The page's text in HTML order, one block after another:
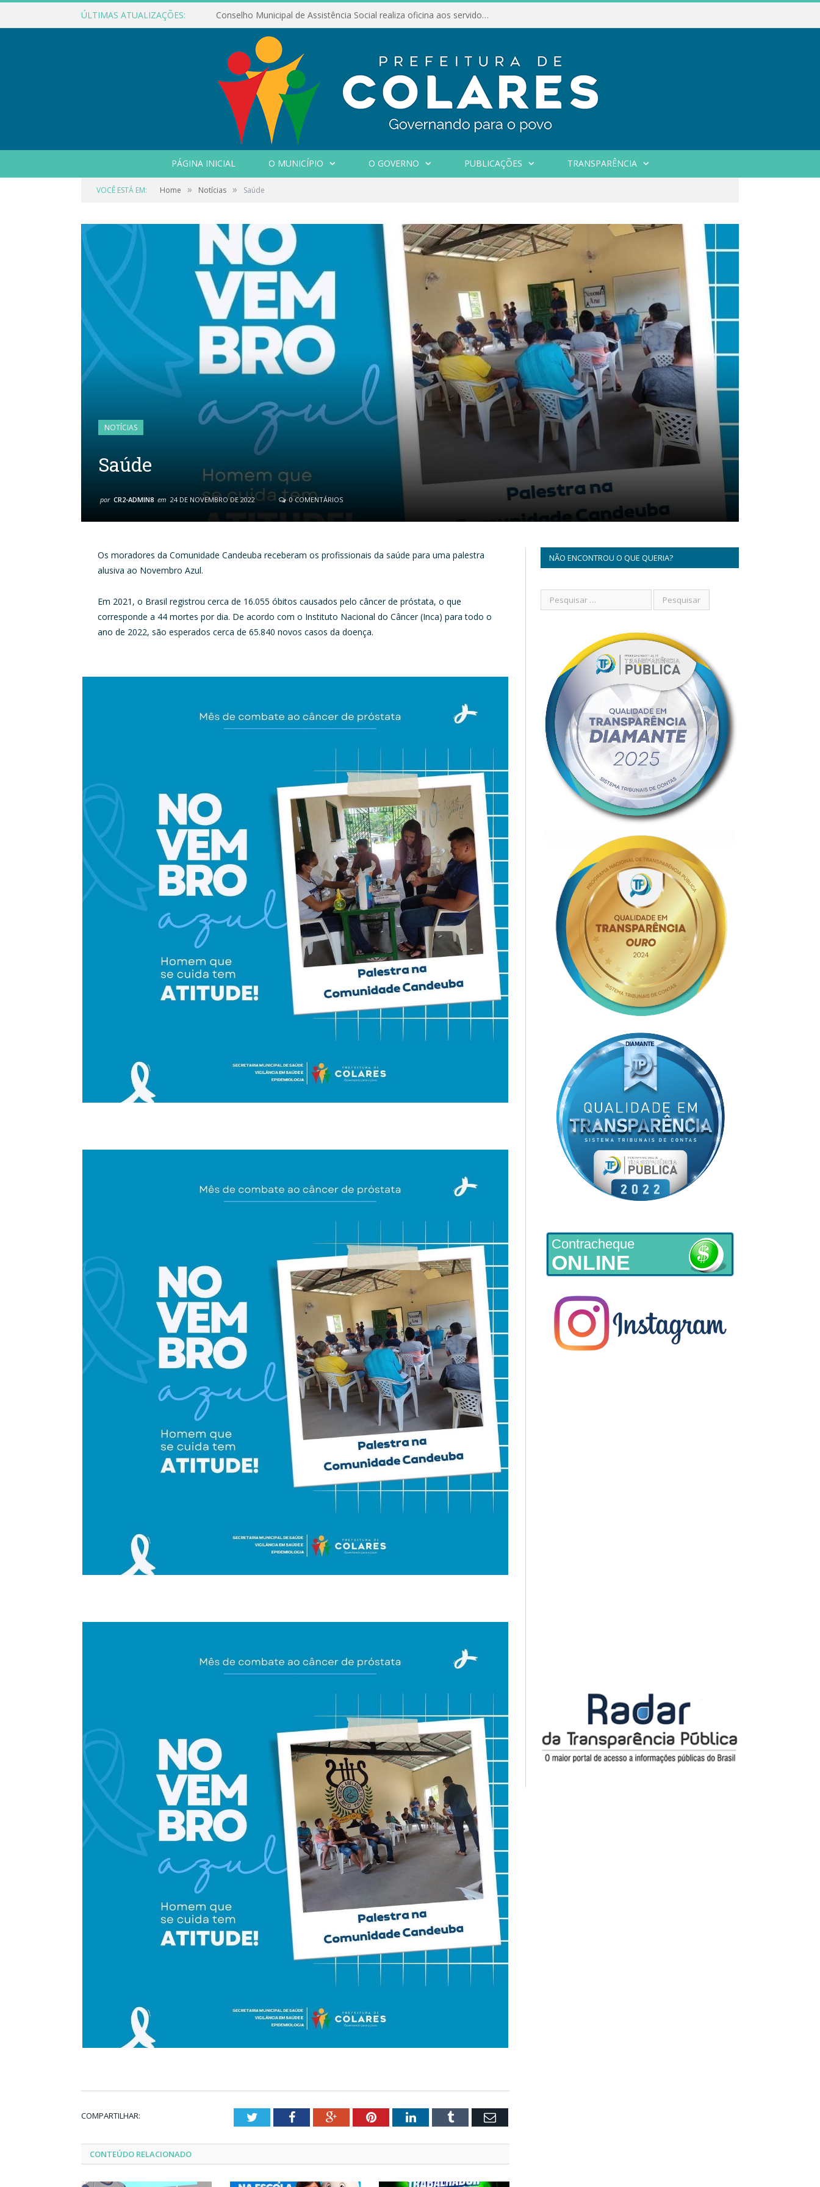
ÚLTIMAS ATUALIZAÇÕES: Conselho Municipal de Assistência Social realiza oficina aos servidores
PÁGINA INICIAL O MUNICÍPIO O GOVERNO PUBLICAÇÕES TRANSPARÊNCIA
VOCÊ ESTÁ EM: Home » Notícias » Saúde
NOTÍCIAS
Saúde
por CR2-ADMIN8 em 24 DE NOVEMBRO DE 2022 0 COMENTÁRIOS
Os moradores da Comunidade Candeuba receberam os profissionais da saúde para uma palestra
alusiva ao Novembro Azul.
Em 2021, o Brasil registrou cerca de 16.055 óbitos causados pelo câncer de próstata, o que
corresponde a 44 mortes por dia. De acordo com o Instituto Nacional do Câncer (Inca) para todo o
ano de 2022, são esperados cerca de 65.840 novos casos da doença.
COMPARTILHAR: TwitterFacebookGoogle+PinterestLinkedInTumblr Email
CONTEÚDO RELACIONADO
NÃO ENCONTROU O QUE QUERIA?
Contracheque
ONLINE